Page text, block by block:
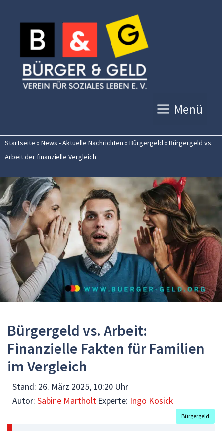
Inhalt
springen
Menü
Startseite » News - Aktuelle Nachrichten » Bürgergeld » Bürgergeld vs.
Arbeit der finanzielle Vergleich
Bürgergeld vs. Arbeit:
Finanzielle Fakten für Familien
im Vergleich
Stand: 26. März 2025, 10:20 Uhr
Autor: Sabine Martholt Experte: Ingo Kosick
Bürgergeld